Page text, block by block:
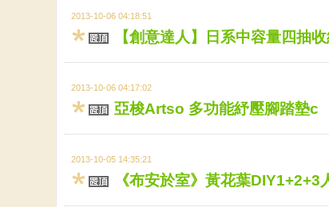
2013-10-06 04:18:51
【創意達人】日系中容量四抽
2013-10-06 04:17:02
亞梭Artso 多功能紓壓腳踏墊c
2013-10-05 14:35:21
《布安於室》黃花葉DIY1+2+3